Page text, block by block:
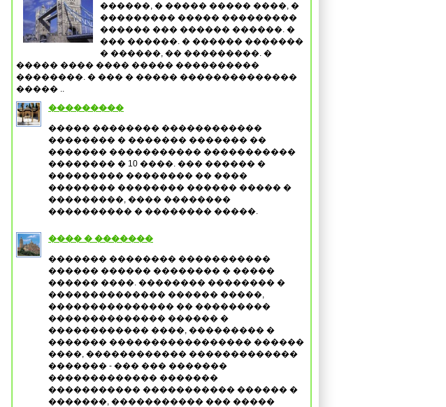
������, � ����� ����� ����, �
��������� ����� ���������
������ ��� ������ ������. �
��� ������. � ������ �������
� ������, �� ���������. �
����� ���� ���� ����� ����������
��������. � ��� � ����� ��������������
����� ..
���������
����� �������� ������������
�������� � ������� ������� ��
������� ����������� �����������
�������� � 10 ����. ��� ������ �
��������� �������� �� ����
�������� �������� ������ ����� �
���������, ���� ��������
���������� � �������� �����.
���� � �������
������� �������� �����������
������ ������ �������� � �����
������ ����. �������� �������� �
�������������� ������ �����,
��������������� �� ���������
�������������� ������ �
������������ ����, ��������� �
������� ����������������� ������
����, ������������ �������������
������� - ��� ��� �������
������������� �������
����������� ����������� ������ �
�������, ����������� ��� �����